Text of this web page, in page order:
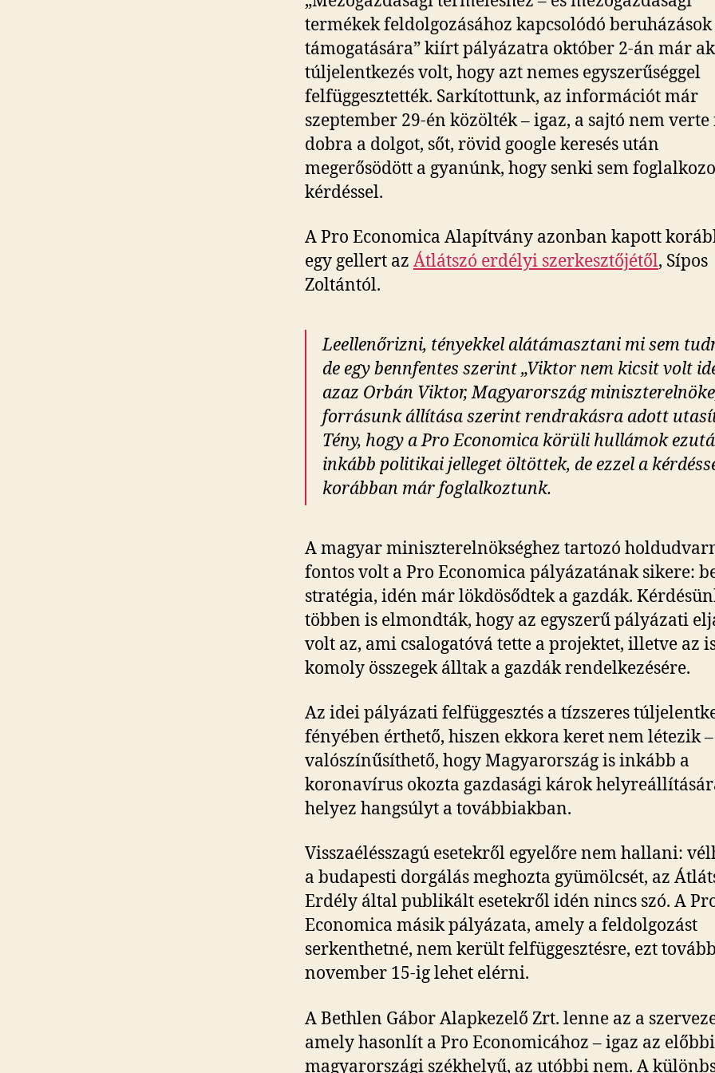
termékek feldolgozásához kapcsolódó beruházások
támogatására” kiírt pályázatra október 2-án már
túljelentkezés volt, hogy azt nemes egyszerűséggel
felfüggesztették. Sarkítottunk, az információt már
szeptember 29-én közölték – igaz, a sajtó nem verte
dobra a dolgot, sőt, rövid google keresés után
megerősödött a gyanúnk, hogy senki sem
kérdéssel.
A Pro Economica Alapítvány azonban kapott
egy gellert az Átlátszó erdélyi szerkesztőjétől, Sípos
Zoltántól.
Leellenőrizni, tényekkel alátámasztani mi sem
de egy bennfentes szerint „Viktor nem kicsit volt
azaz Orbán Viktor, Magyarország
forrásunk állítása szerint rendrakásra adott
Tény, hogy a Pro Economica körüli hullámok
inkább politikai jelleget öltöttek, de ezzel a
korábban már foglalkoztunk.
A magyar miniszterelnökséghez tartozó
fontos volt a Pro Economica pályázatának sikere:
stratégia, idén már lökdösődtek a gazdák.
többen is elmondták, hogy az egyszerű pályázati
volt az, ami csalogatóvá tette a projektet, illetve az
komoly összegek álltak a gazdák rendelkezésére.
Az idei pályázati felfüggesztés a tízszeres
fényében érthető, hiszen ekkora keret nem létezik –
valószínűsíthető, hogy Magyarország is inkább a
koronavírus okozta gazdasági károk
helyez hangsúlyt a továbbiakban.
Visszaélésszagú esetekről egyelőre nem hallani:
a budapesti dorgálás meghozta gyümölcsét, az
Erdély által publikált esetekről idén nincs szó. A
Economica másik pályázata, amely a feldolgozást
serkenthetné, nem került felfüggesztésre, ezt
november 15-ig lehet elérni.
A Bethlen Gábor Alapkezelő Zrt. lenne az a
amely hasonlít a Pro Economicához – igaz az előbbi
magyarországi székhelyű, az utóbbi nem. A